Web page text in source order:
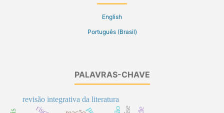
English
Português (Brasil)
PALAVRAS-CHAVE
revisão integrativa da literatura